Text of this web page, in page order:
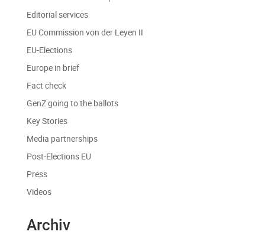
Editorial services
EU Commission von der Leyen II
EU-Elections
Europe in brief
Fact check
GenZ going to the ballots
Key Stories
Media partnerships
Post-Elections EU
Press
Videos
Archiv